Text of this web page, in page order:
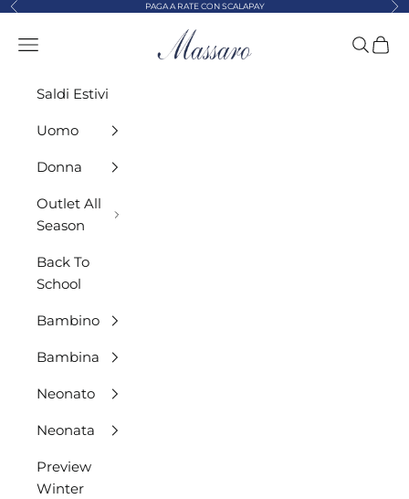
Vai al contenuto
Precedente PAGA A RATE CON SCALAPAY
MASSARO ABBIGLIAMENTO
Menù Cerca
Saldi Estivi
Uomo
Donna
Outlet All
Season
Back To
School
Bambino
Bambina
Neonato
Neonata
Preview
Winter